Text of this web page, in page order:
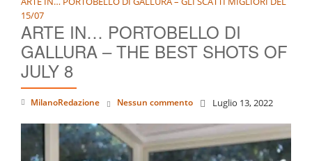
15/07
ARTE IN… PORTOBELLO DI
GALLURA – THE BEST SHOTS OF
JULY 8
MilanoRedazione Luglio 13, 2022
Nessun commento